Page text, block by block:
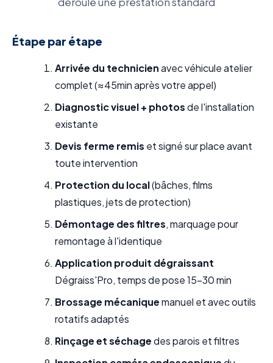
Étape par étape
Arrivée du technicienavec véhicule atelier
complet (≈45min après votre appel)
Diagnostic visuel + photosde l'installation
existante
Devis ferme remis et signé sur place avant
toute intervention
Protection du local(bâches, films
plastiques, jets de protection)
Démontage des filtres, marquage pour
remontage à l'identique
Application produit dégraissant
Dégraiss'Pro, temps de pose 15-30 min
Brossage mécaniquemanuel et avec outils
rotatifs adaptés
Rinçage et séchagedes parois et filtres